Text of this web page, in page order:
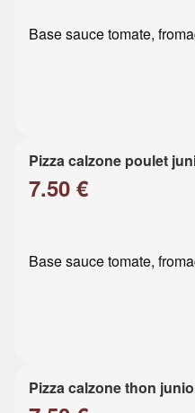
Base sauce tomate,
Pizza calzone poulet
7.50 €
Base sauce tomate,
Pizza calzone thon